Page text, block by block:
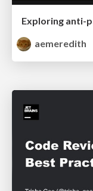
Exploring anti-
aemeredith